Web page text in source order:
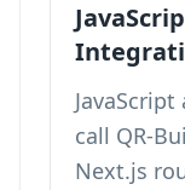
call QR-
Next.js